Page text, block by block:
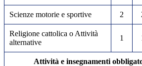
Scienze motorie e sportive 2
Religione cattolica o Attività
alternative
1
Attività e insegnamenti